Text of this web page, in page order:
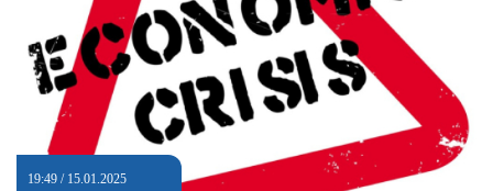
19:49 / 15.01.2025